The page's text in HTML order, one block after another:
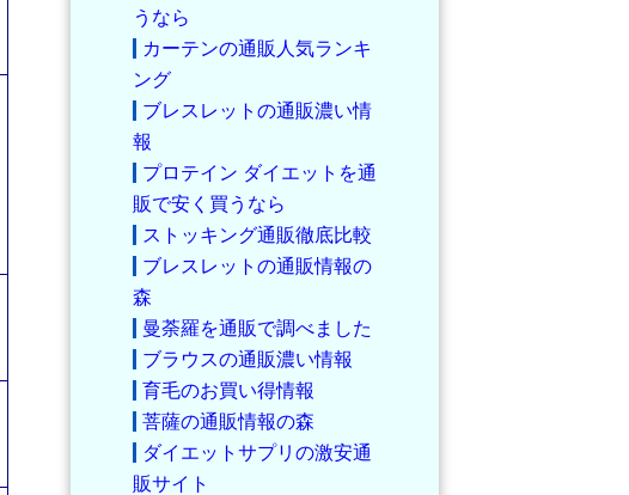
うなら
カーテンの通販人気ランキ
ング
ブレスレットの通販濃い情
報
プロテイン ダイエットを通
販で安く買うなら
ストッキング通販徹底比較
ブレスレットの通販情報の
森
曼荼羅を通販で調べました
ブラウスの通販濃い情報
育毛のお買い得情報
菩薩の通販情報の森
ダイエットサプリの激安通
販サイト